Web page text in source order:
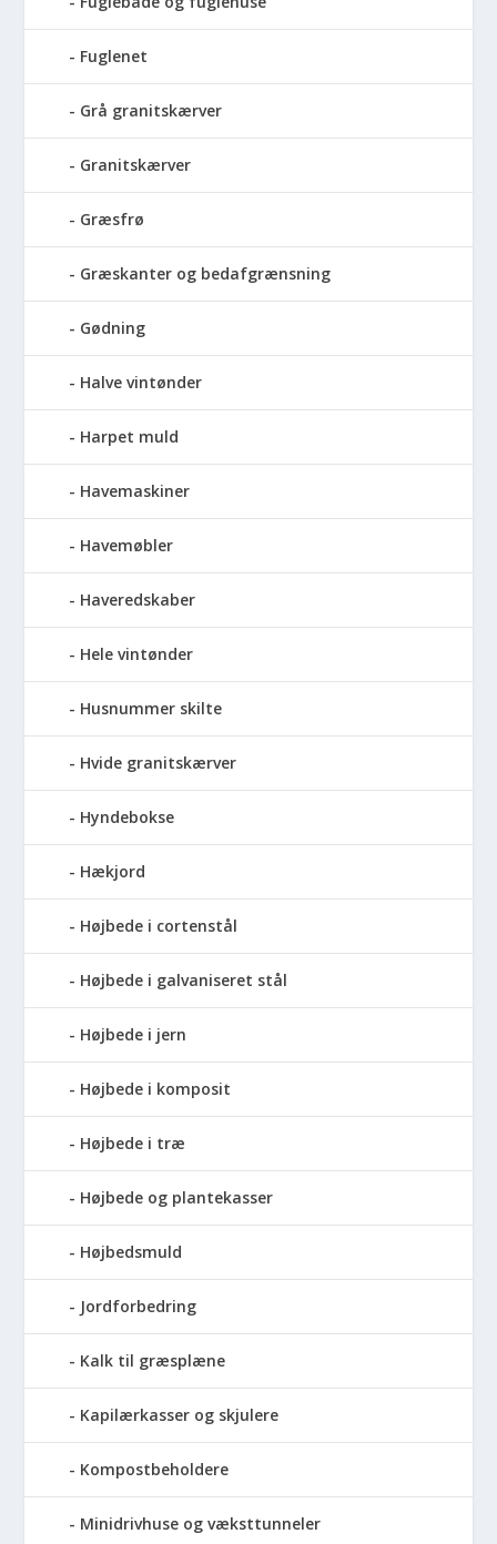
Fuglenet
Grå granitskærver
Granitskærver
Græsfrø
Græskanter og bedafgrænsning
Gødning
Halve vintønder
Harpet muld
Havemaskiner
Havemøbler
Haveredskaber
Hele vintønder
Husnummer skilte
Hvide granitskærver
Hyndebokse
Hækjord
Højbede i cortenstål
Højbede i galvaniseret stål
Højbede i jern
Højbede i komposit
Højbede i træ
Højbede og plantekasser
Højbedsmuld
Jordforbedring
Kalk til græsplæne
Kapilærkasser og skjulere
Kompostbeholdere
Minidrivhuse og væksttunneler